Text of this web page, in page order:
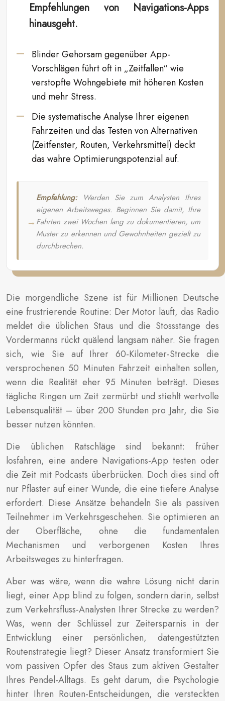
Empfehlungen von Navigations-Apps
hinausgeht.
Blinder Gehorsam gegenüber App-
Vorschlägen führt oft in „Zeitfallen“ wie
verstopfte Wohngebiete mit höheren Kosten
und mehr Stress.
Die systematische Analyse Ihrer eigenen
Fahrzeiten und das Testen von Alternativen
(Zeitfenster, Routen, Verkehrsmittel) deckt
das wahre Optimierungspotenzial auf.
Empfehlung:Werden Sie zum Analysten Ihres
eigenen Arbeitsweges. Beginnen Sie damit, Ihre
Fahrten zwei Wochen lang zu dokumentieren, um
Muster zu erkennen und Gewohnheiten gezielt zu
durchbrechen.
Die morgendliche Szene ist für Millionen Deutsche
eine frustrierende Routine: Der Motor läuft, das Radio
meldet die üblichen Staus und die Stossstange des
Vordermanns rückt quälend langsam näher. Sie fragen
sich, wie Sie auf Ihrer 60-Kilometer-Strecke die
versprochenen 50 Minuten Fahrzeit einhalten sollen,
wenn die Realität eher 95 Minuten beträgt. Dieses
tägliche Ringen um Zeit zermürbt und stiehlt wertvolle
Lebensqualität – über 200 Stunden pro Jahr, die Sie
besser nutzen könnten.
Die üblichen Ratschläge sind bekannt: früher
losfahren, eine andere Navigations-App testen oder
die Zeit mit Podcasts überbrücken. Doch dies sind oft
nur Pflaster auf einer Wunde, die eine tiefere Analyse
erfordert. Diese Ansätze behandeln Sie als passiven
Teilnehmer im Verkehrsgeschehen. Sie optimieren an
der Oberfläche, ohne die fundamentalen
Mechanismen und verborgenen Kosten Ihres
Arbeitsweges zu hinterfragen.
Aber was wäre, wenn die wahre Lösung nicht darin
liegt, einer App blind zu folgen, sondern darin, selbst
zum Verkehrsfluss-Analysten Ihrer Strecke zu werden?
Was, wenn der Schlüssel zur Zeitersparnis in der
Entwicklung einer persönlichen, datengestützten
Routenstrategie liegt? Dieser Ansatz transformiert Sie
vom passiven Opfer des Staus zum aktiven Gestalter
Ihres Pendel-Alltags. Es geht darum, die Psychologie
hinter Ihren Routen-Entscheidungen, die versteckten